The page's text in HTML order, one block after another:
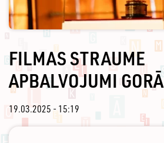
FILMAS STRAUME
APBALVOJUMI GORĀ
19.03.2025 - 15:19